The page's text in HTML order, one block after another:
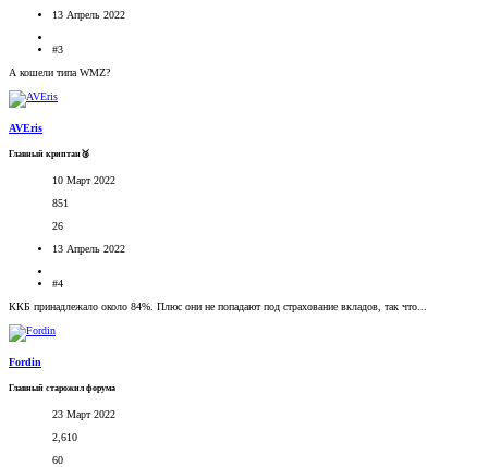
13 Апрель 2022
#3
А кошели типа WMZ?
AVEris
Главный криптан🥉
10 Март 2022
851
26
13 Апрель 2022
#4
ККБ принадлежало около 84%. Плюс они не попадают под страхование вкладов, так что...
Fordin
Главный старожил форума
23 Март 2022
2,610
60